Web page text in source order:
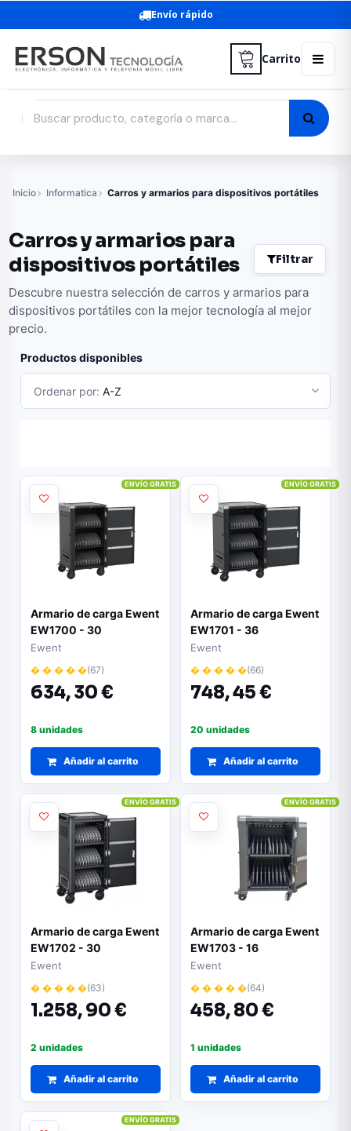
Envío rápido
Carrito
Inicio Informatica Carros y armarios para dispositivos portátiles
Carros y armarios para
dispositivos portátiles
Filtrar
Descubre nuestra selección de carros y armarios para
dispositivos portátiles con la mejor tecnología al mejor
precio.
Productos disponibles
Ordenar por: A-Z
Armario de carga Ewent
EW1700 - 30
dispositivos | Sistema
de carga inteligente |
Color negro
Ewent
� � � � �(67)
634,30 €
8 unidades
Añadir al carrito
ENVÍO GRATIS
Armario de carga Ewent
EW1701 - 36
dispositivos | Sistema
de carga inteligente |
Color negro
Ewent
� � � � �(66)
748,45 €
20 unidades
Añadir al carrito
ENVÍO GRATIS
Armario de carga Ewent
EW1702 - 30
dispositivos | Sistema
de carga inteligente |
USB-C PD 65W | Color
negro
Ewent
� � � � �(63)
1.258,90 €
2 unidades
Añadir al carrito
ENVÍO GRATIS
Armario de carga Ewent
EW1703 - 16
dispositivos | Sistema
de carga inteligente |
Color negro
Ewent
� � � � �(64)
458,80 €
1 unidades
Añadir al carrito
ENVÍO GRATIS
ENVÍO GRATIS